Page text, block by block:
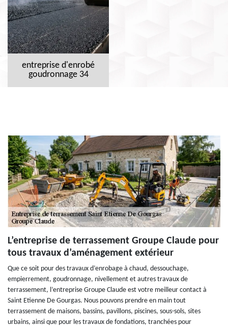
entreprise d'enrobé
goudronnage 34
L’entreprise de terrassement Groupe Claude pour
tous travaux d’aménagement extérieur
Que ce soit pour des travaux d’enrobage à chaud, dessouchage,
empierrement, goudronnage, nivellement et autres travaux de
terrassement, l’entreprise Groupe Claude est votre meilleur contact à
Saint Etienne De Gourgas. Nous pouvons prendre en main tout
terrassement de maisons, bassins, pavillons, piscines, sous-sols, sites
urbains, ainsi que pour les travaux de fondations, tranchées pour